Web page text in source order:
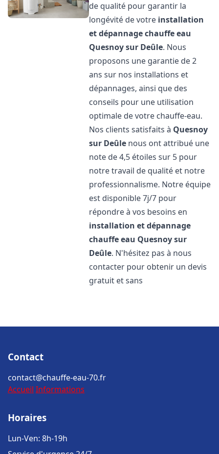
de qualité pour garantir la
longévité de votre installation
et dépannage chauffe eau
Quesnoy sur Deûle. Nous
proposons une garantie de 2
ans sur nos installations et
dépannages, ainsi que des
conseils pour une utilisation
optimale de votre chauffe-eau.
Nos clients satisfaits à Quesnoy
sur Deûle nous ont attribué une
note de 4,5 étoiles sur 5 pour
notre travail de qualité et notre
professionnalisme. Notre équipe
est disponible 7j/7 pour
répondre à vos besoins en
installation et dépannage
chauffe eau Quesnoy sur
Deûle. N'hésitez pas à nous
contacter pour obtenir un devis
gratuit et sans
Contact
contact@chauffe-eau-70.fr
Accueil Informations
Horaires
Lun-Ven: 8h-19h